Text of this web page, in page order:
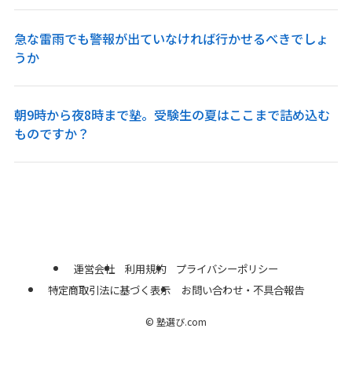
急な雷雨でも警報が出ていなければ行かせるべきでしょ
うか
朝9時から夜8時まで塾。受験生の夏はここまで詰め込む
ものですか？
運営会社 利用規約
プライバシーポリシー
特定商取引法に基づく表示
お問い合わせ・不具合報告
© 塾選び.com